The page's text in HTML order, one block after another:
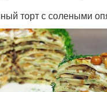
торт с солеными